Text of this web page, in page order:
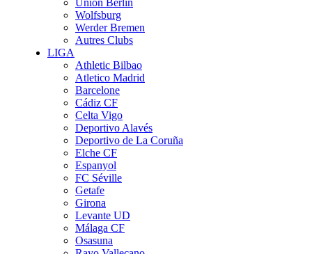
Union Berlin
Wolfsburg
Werder Bremen
Autres Clubs
LIGA
Athletic Bilbao
Atletico Madrid
Barcelone
Cádiz CF
Celta Vigo
Deportivo Alavés
Deportivo de La Coruña
Elche CF
Espanyol
FC Séville
Getafe
Girona
Levante UD
Málaga CF
Osasuna